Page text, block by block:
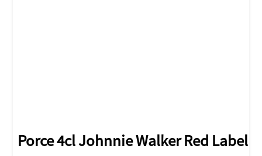
Porce 4cl Johnnie Walker Red Label